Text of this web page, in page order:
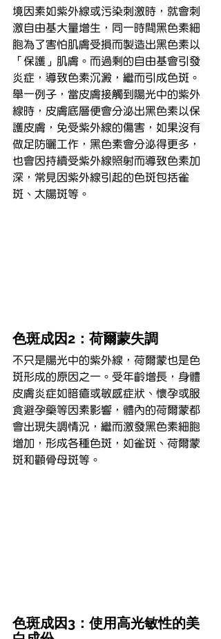
境因素如紫外線或污染刺激時，就會刺
激自由基大量增生，同一時間黑色素細
胞為了害怕肌膚受損而製造出黑色素以
「保護」肌膚。而過剩的自由基會引發
炎症，導致色素沉澱，繼而引成色斑。
舉一例子，當皮膚接觸到陽光中的紫外
線時，皮膚底層便會分泌出黑色素以保
護皮膚，免受紫外線的傷害，如果沒有
做足防曬工作，黑色素會分泌得更多，
也會因持續受紫外線照射而導致色素加
深，常見因紫外線引起的色斑包括雀
斑、太陽斑等。
色斑成因2：荷爾蒙失調
不只是陽光中的紫外線，荷爾蒙也是色
斑形成的原因之一。受年齡增長，身體
皮膚炎症如暗瘡或敏感症狀、懷孕或服
食避孕藥等因素影響，體內的荷爾蒙都
會出現失調情況，繼而激發黑色素細胞
增加，形成各種色斑，如雀斑、荷爾蒙
斑和顴骨母斑等。
色斑成因3：使用高光敏性的美